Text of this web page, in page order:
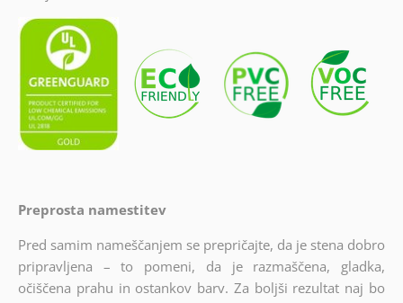
Preprosta namestitev
Pred samim nameščanjem se prepričajte, da je stena dobro
pripravljena – to pomeni, da je razmaščena, gladka,
očiščena prahu in ostankov barv. Za boljši rezultat naj bo